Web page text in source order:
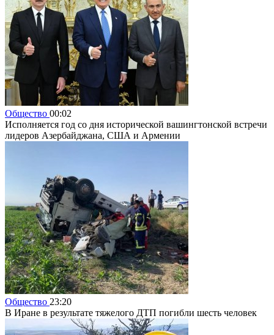
Общество 00:02
Исполняется год со дня исторической вашингтонской встречи
лидеров Азербайджана, США и Армении
Общество 23:20
В Иране в результате тяжелого ДТП погибли шесть человек